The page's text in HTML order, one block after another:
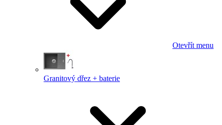
Otevřít menu
Granitový dřez + baterie